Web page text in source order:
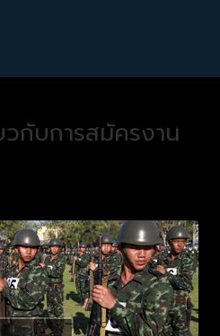
กับการสมัครงาน